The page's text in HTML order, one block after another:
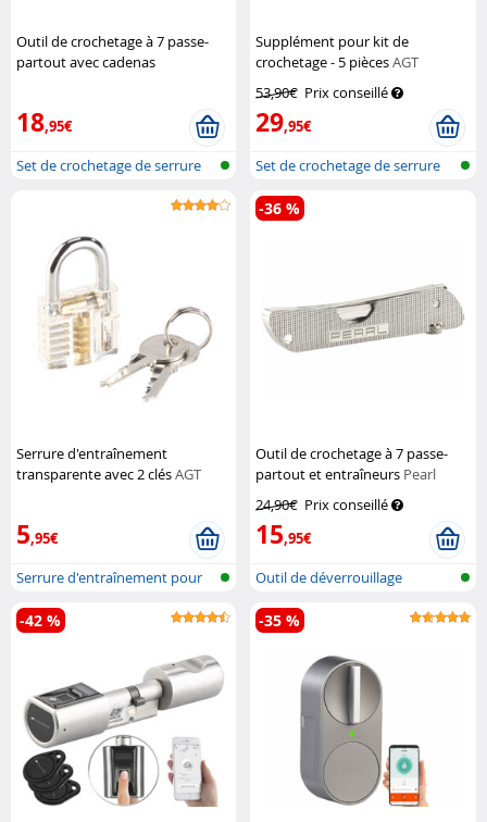
Outil de crochetage à 7 passe-
partout avec cadenas
18,95€
Set de crochetage de serrure
Supplément pour kit de
crochetage - 5 piècesAGT
53,90€ Prix conseillé
29,95€
Set de crochetage de serrure
avec s...
Serrure d'entraînement
transparente avec 2 clésAGT
5,95€
Serrure d'entraînement pour
déverro...
Outil de crochetage à 7 passe-
partout et entraîneurs Pearl
24,90€ Prix conseillé
15,95€
-36 %
Outil de déverrouillage
-42 % -35 %